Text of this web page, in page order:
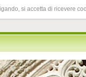
si accetta di ricevere